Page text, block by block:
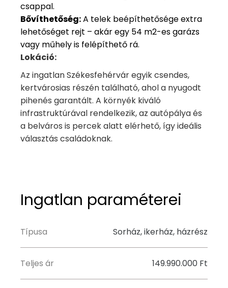
csappal.
Bővíthetőség:A telek beépíthetősége extra
lehetőséget rejt – akár egy 54 m2-es garázs
vagy műhely is felépíthető rá.
Lokáció:
Az ingatlan Székesfehérvár egyik csendes,
kertvárosias részén található, ahol a nyugodt
pihenés garantált. A környék kiváló
infrastruktúrával rendelkezik, az autópálya és
a belváros is percek alatt elérhető, így ideális
választás családoknak.
Ingatlan paraméterei
Típusa Sorház, ikerház, házrész
Teljes ár 149.990.000 Ft